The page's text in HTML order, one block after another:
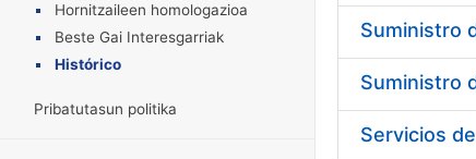
Hornitzaileen homologazioa
Beste Gai Interesgarriak
Histórico
Pribatutasun politika